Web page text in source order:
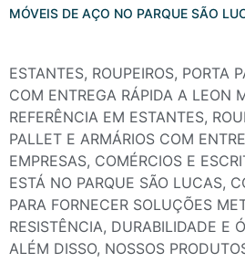
MÓVEIS DE AÇO NO PARQUE SÃO
ESTANTES, ROUPEIROS, PORTA
COM ENTREGA RÁPIDA A LEON
REFERÊNCIA EM ESTANTES,
PALLET E ARMÁRIOS COM
EMPRESAS, COMÉRCIOS E
ESTÁ NO PARQUE SÃO LUCAS,
PARA FORNECER SOLUÇÕES
RESISTÊNCIA, DURABILIDADE E
ALÉM DISSO, NOSSOS